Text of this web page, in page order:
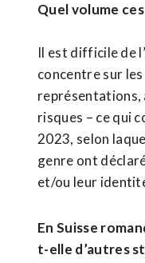
Quel volume
Il est difficile de
concentre sur
représentations,
risques – ce qui
2023, selon
genre ont
et/ou leur
En Suisse
t-elle d’autres